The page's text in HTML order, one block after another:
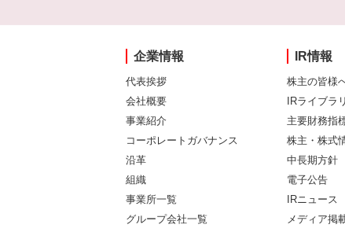
企業情報
代表挨拶
会社概要
事業紹介
コーポレートガバナンス
沿革
組織
事業所一覧
グループ会社一覧
IR情報
株主の皆様
IRライブラリ
主要財務指
株主・株式
中長期方針
電子公告
IRニュース
メディア掲